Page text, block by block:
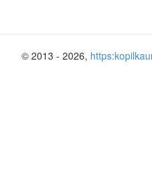
© 2013 - 2026,